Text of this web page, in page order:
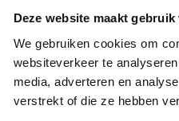
Deze website maakt
We gebruiken cookies om
websiteverkeer te
media, adverteren en
verstrekt of die ze hebben